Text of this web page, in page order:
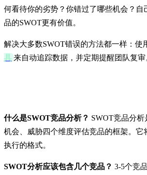
何看待你的劣势？你错过了哪些机会？自
品的SWOT更有价值。
解决大多数SWOT错误的方法都一样：使
具 来自动追踪数据，并定期提醒团队复审
什么是SWOT竞品分析？ SWOT竞品分析
机会、威胁四个维度评估竞品的框架。它
执行的格式。
SWOT分析应该包含几个竞品？ 3-5个竞